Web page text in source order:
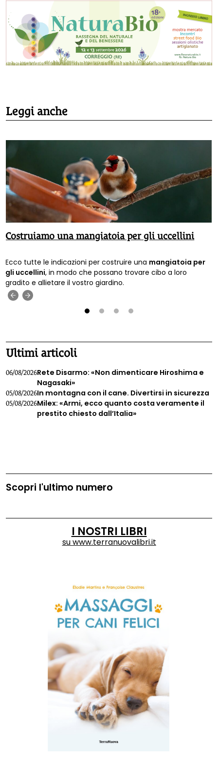
Leggi anche
Costruiamo una mangiatoia per gli uccellini
Ecco tutte le indicazioni per costruire una mangiatoia per
gli uccellini, in modo che possano trovare cibo a loro
gradito e allietare il vostro giardino.
Ultimi articoli
06/08/2026Rete Disarmo: «Non dimenticare Hiroshima e
Nagasaki»
05/08/2026In montagna con il cane. Divertirsi in sicurezza
05/08/2026Milex: «Armi, ecco quanto costa veramente il
prestito chiesto dall’Italia»
Scopri l'ultimo numero
I NOSTRI LIBRI
suwww.terranuovalibri.it